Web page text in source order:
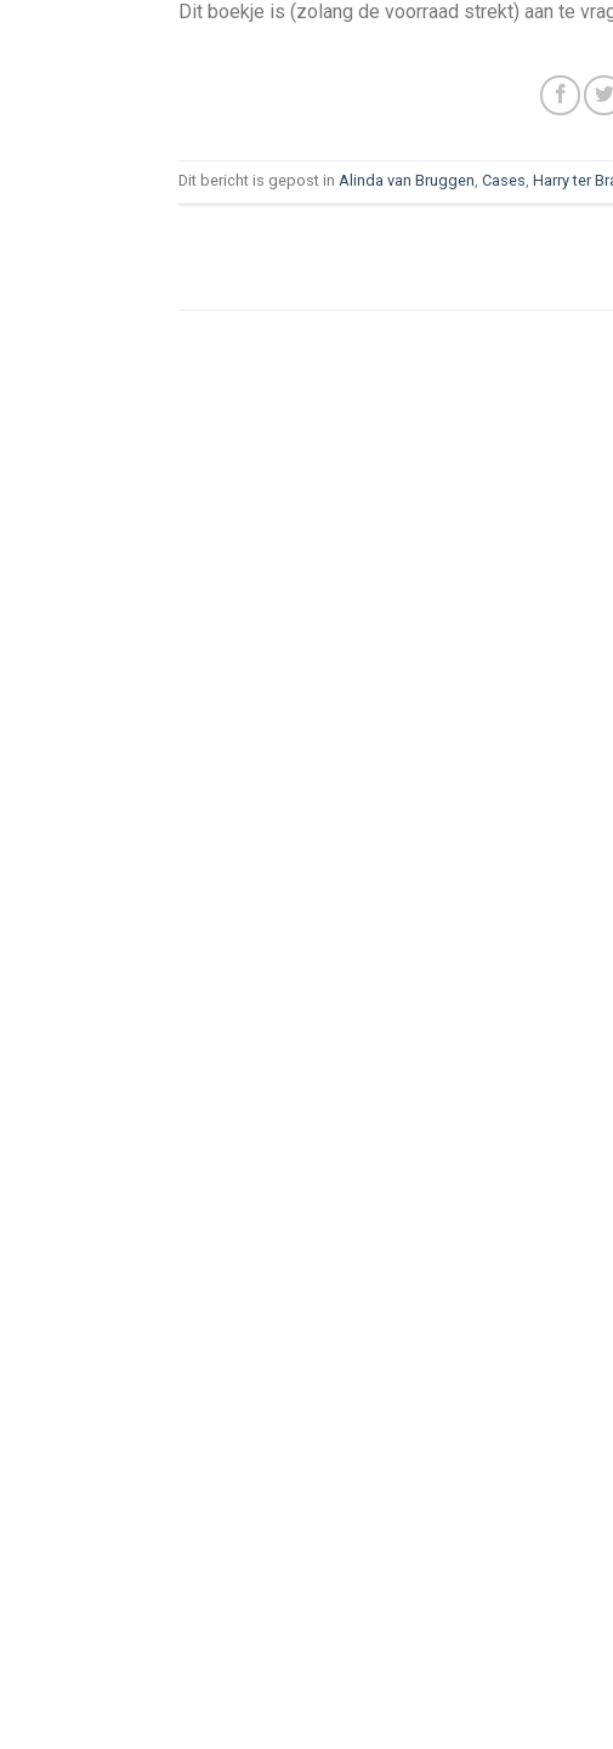
Dit boekje is (zolang de voorraad strekt) aan te
Dit bericht is gepost in Alinda van Bruggen, Cases, Harry ter